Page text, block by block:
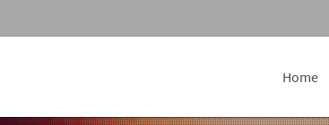
Home